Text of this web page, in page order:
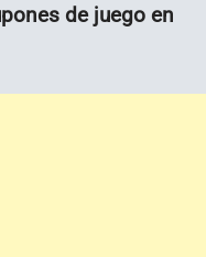
de juego en